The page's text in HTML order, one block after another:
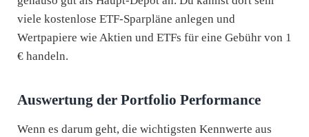
viele kostenlose ETF-Sparpläne anlegen und
Wertpapiere wie Aktien und ETFs für eine Gebühr von 1
€ handeln.
Auswertung der Portfolio Performance
Wenn es darum geht, die wichtigsten Kennwerte aus